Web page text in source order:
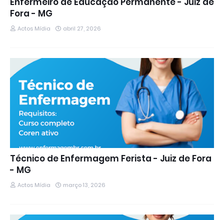
Fora - MG
Actos Mídia abril 27, 2026
Técnico de Enfermagem Ferista - Juiz de Fora
- MG
Actos Mídia março 13, 2026